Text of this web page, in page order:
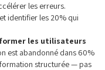
les erreurs.
identifier les 20% qui
former les utilisateurs
est abandonné dans 60%
structurée — pas